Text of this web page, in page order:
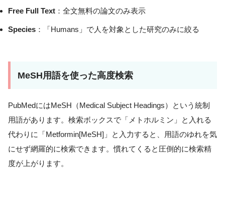
Free Full Text ：全文無料の論文のみ表示
Species ：「Humans」で人を対象とした研究のみに絞る
MeSH用語を使った高度検索
PubMedにはMeSH（Medical Subject Headings）という統制
用語があります。検索ボックスで「メトホルミン」と入れる
代わりに「Metformin[MeSH]」と入力すると、用語のゆれを気
にせず網羅的に検索できます。慣れてくると圧倒的に検索精
度が上がります。